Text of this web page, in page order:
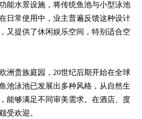
能水景设施，将传统鱼池与小型泳池
日常使用中，业主普遍反馈这种设计
又提供了休闲娱乐空间，特别适合空
洲贵族庭园，20世纪后期开始在全球
池泳池已发展出多种风格，从自然生
能够满足不同审美需求。在酒店、度
受欢迎。